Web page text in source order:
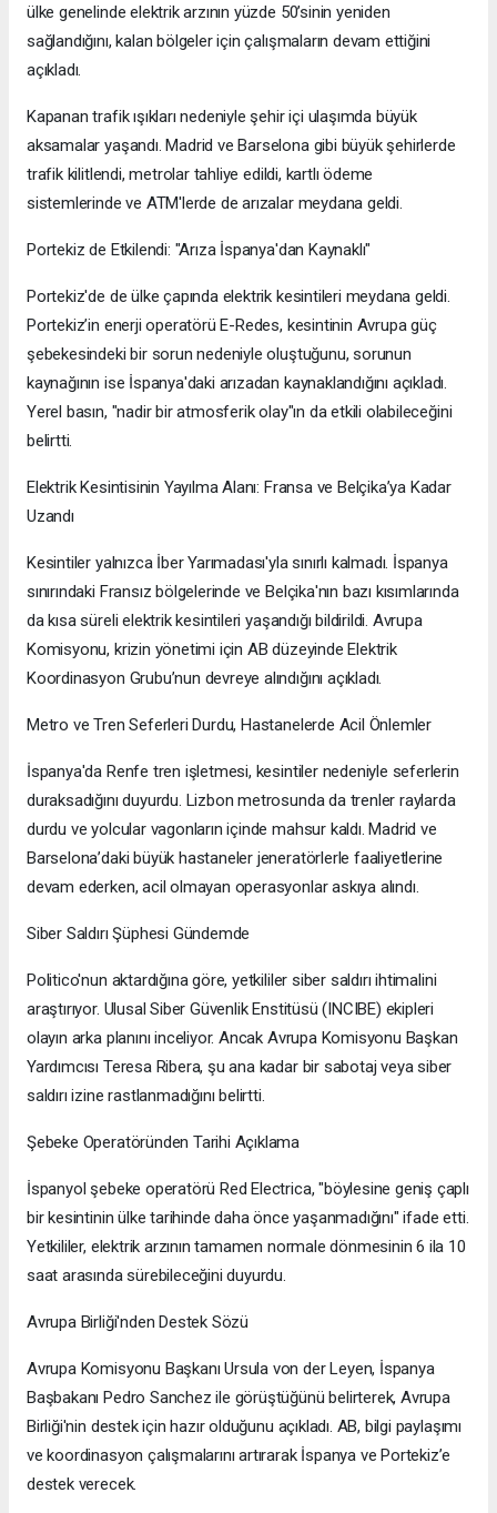
ülke genelinde elektrik arzının yüzde 50’sinin yeniden
sağlandığını, kalan bölgeler için çalışmaların devam ettiğini
açıkladı.
Kapanan trafik ışıkları nedeniyle şehir içi ulaşımda büyük
aksamalar yaşandı. Madrid ve Barselona gibi büyük şehirlerde
trafik kilitlendi, metrolar tahliye edildi, kartlı ödeme
sistemlerinde ve ATM'lerde de arızalar meydana geldi.
Portekiz de Etkilendi: "Arıza İspanya'dan Kaynaklı"
Portekiz'de de ülke çapında elektrik kesintileri meydana geldi.
Portekiz’in enerji operatörü E-Redes, kesintinin Avrupa güç
şebekesindeki bir sorun nedeniyle oluştuğunu, sorunun
kaynağının ise İspanya'daki arızadan kaynaklandığını açıkladı.
Yerel basın, "nadir bir atmosferik olay"ın da etkili olabileceğini
belirtti.
Elektrik Kesintisinin Yayılma Alanı: Fransa ve Belçika’ya Kadar
Uzandı
Kesintiler yalnızca İber Yarımadası'yla sınırlı kalmadı. İspanya
sınırındaki Fransız bölgelerinde ve Belçika'nın bazı kısımlarında
da kısa süreli elektrik kesintileri yaşandığı bildirildi. Avrupa
Komisyonu, krizin yönetimi için AB düzeyinde Elektrik
Koordinasyon Grubu’nun devreye alındığını açıkladı.
Metro ve Tren Seferleri Durdu, Hastanelerde Acil Önlemler
İspanya'da Renfe tren işletmesi, kesintiler nedeniyle seferlerin
duraksadığını duyurdu. Lizbon metrosunda da trenler raylarda
durdu ve yolcular vagonların içinde mahsur kaldı. Madrid ve
Barselona’daki büyük hastaneler jeneratörlerle faaliyetlerine
devam ederken, acil olmayan operasyonlar askıya alındı.
Siber Saldırı Şüphesi Gündemde
Politico'nun aktardığına göre, yetkililer siber saldırı ihtimalini
araştırıyor. Ulusal Siber Güvenlik Enstitüsü (INCIBE) ekipleri
olayın arka planını inceliyor. Ancak Avrupa Komisyonu Başkan
Yardımcısı Teresa Ribera, şu ana kadar bir sabotaj veya siber
saldırı izine rastlanmadığını belirtti.
Şebeke Operatöründen Tarihi Açıklama
İspanyol şebeke operatörü Red Electrica, "böylesine geniş çaplı
bir kesintinin ülke tarihinde daha önce yaşanmadığını" ifade etti.
Yetkililer, elektrik arzının tamamen normale dönmesinin 6 ila 10
saat arasında sürebileceğini duyurdu.
Avrupa Birliği'nden Destek Sözü
Avrupa Komisyonu Başkanı Ursula von der Leyen, İspanya
Başbakanı Pedro Sanchez ile görüştüğünü belirterek, Avrupa
Birliği'nin destek için hazır olduğunu açıkladı. AB, bilgi paylaşımı
ve koordinasyon çalışmalarını artırarak İspanya ve Portekiz’e
destek verecek.